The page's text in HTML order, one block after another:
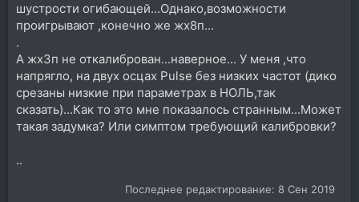
шустрости огибающей...Однако,возможности
проигрывают ,конечно же жх8п...
.
А жх3п не откалиброван...навeрное... У меня ,что
напрягло, на двух осцах Pulse без низких частот (дико
срезаны низкие при параметрах в НОЛЬ,так
сказать)...Как то это мне показалось странным...Может
такая задумка? Или симптом требующий калибровки?
..
Последнее редактирование: 8 Сен 2019